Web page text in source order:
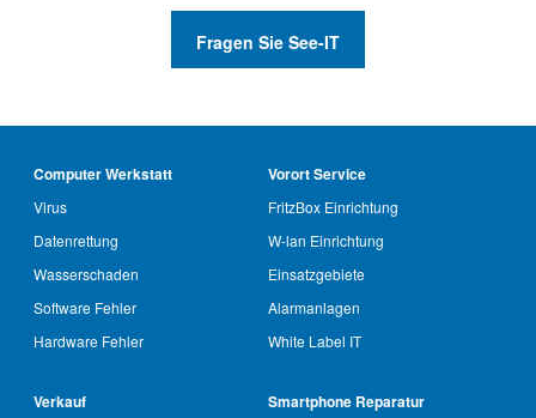
Fragen Sie See-IT
Computer Werkstatt
Virus
Datenrettung
Wasserschaden
Software Fehler
Hardware Fehler
Vorort Service
FritzBox Einrichtung
W-lan Einrichtung
Einsatzgebiete
Alarmanlagen
White Label IT
Verkauf Smartphone Reparatur